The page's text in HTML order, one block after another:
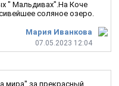
Мария Иванкова
07.05.2023 12:04
" Мальдивах".На Коче
соляное озеро.
мира" за прекрасный